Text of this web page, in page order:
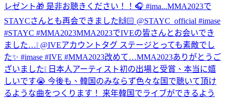
レゼント🎁 是非お聴きください！！🎧 #ima...MMA2023で
STAYCさんとも再会できました🙌🏻 @STAYC_official #imase
#STAYC #MMA2023MMA2023でIVEの皆さんとお会いでき
ました…❕ @IVEアカウントタグ ステージとっても素敵でし
た✨ #imase #IVE #MMA2023改めて…MMA2023ありがとうご
ざいました❕ 日本人アーティスト初の出場と受賞、本当に嬉
しいです😭 今後も、韓国のみならず色々な国で聴いて頂け
るような曲をつくります！ 来年韓国でライブができるよう